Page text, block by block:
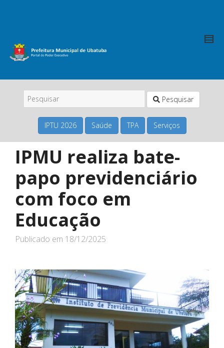
Pesquisar
IPTU 2026 Saúde TPA Serviços
IPMU realiza bate-
papo previdenciário
com foco em
Educação
Publicado em 18/12/2025